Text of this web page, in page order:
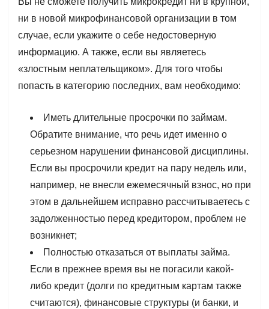
ни в новой микрофинансовой организации в том
случае, если укажите о себе недостоверную
информацию. А также, если вы являетесь
«злостным неплательщиком». Для того чтобы
попасть в категорию последних, вам необходимо:
Иметь длительные просрочки по займам.
Обратите внимание, что речь идет именно о
серьезном нарушении финансовой дисциплины.
Если вы просрочили кредит на пару недель или,
например, не внесли ежемесячный взнос, но при
этом в дальнейшем исправно рассчитываетесь с
задолженностью перед кредитором, проблем не
возникнет;
Полностью отказаться от выплаты займа.
Если в прежнее время вы не погасили какой-
либо кредит (долги по кредитным картам также
считаются), финансовые структуры (и банки, и